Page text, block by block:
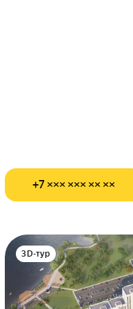
+7 ××× ××× ×× ××
3D-тур